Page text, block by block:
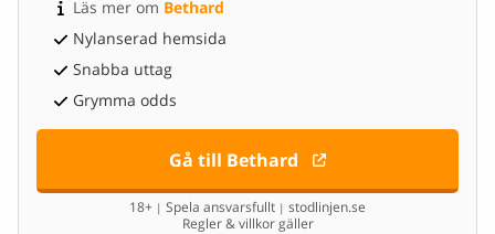
Läs mer om Bethard
Nylanserad hemsida
Snabba uttag
Grymma odds
Gå till Bethard
18+ | Spela ansvarsfullt | stodlinjen.se
Regler & villkor gäller